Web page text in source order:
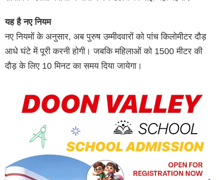
यह है नए नियम
नए नियमों के अनुसार, अब पुरुष उम्मीदवारों को पांच किलोमीटर दौड़
आधे घंटे में पूरी करनी होगी। जबकि महिलाओं को 1500 मीटर की
दौड़ के लिए 10 मिनट का समय दिया जायेगा।